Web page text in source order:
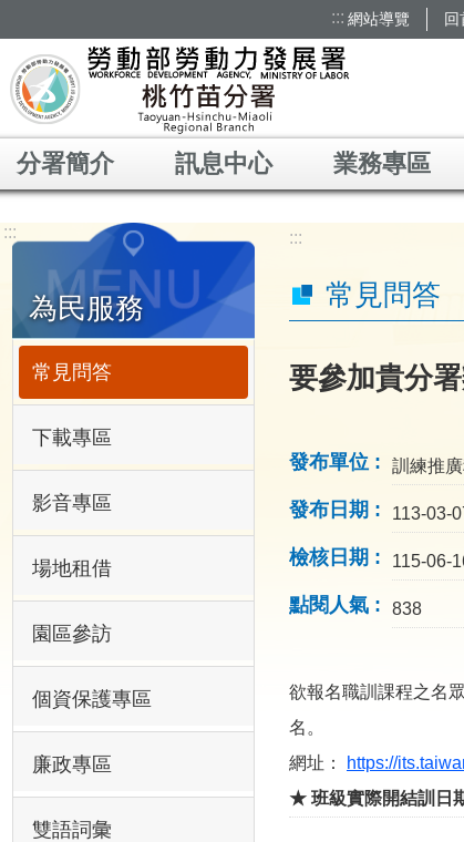
::: 網站導覽 回
分署簡介 訊息中心 業務專區
:::
為民服務
常見問答
下載專區
影音專區
場地租借
園區參訪
個資保護專區
廉政專區
雙語詞彙
:::
常見問答
要參加貴分
發布單位 訓練推
發布日期 113-03-
檢核日期 115-06-
點閱人氣 838
欲報名職訓課程之名
名。
網址：
https://
★ 班級實際開結訓日